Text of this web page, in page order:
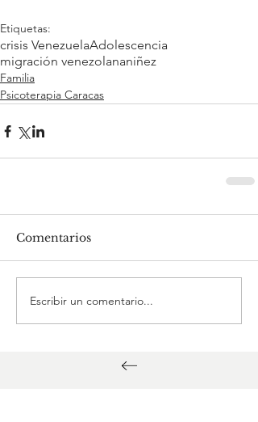
Etiquetas:
crisis VenezuelaAdolescencia
migración venezolananiñez
Familia
Psicoterapia Caracas
Comentarios
Escribir un comentario...